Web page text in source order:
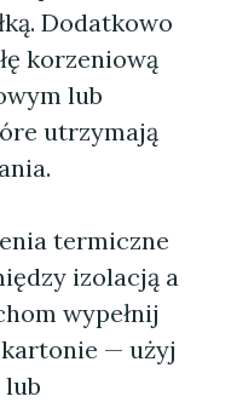
Dodatkowo
korzeniową
lub
utrzymają
termiczne
izolacją a
wypełnij
kartonie — użyj